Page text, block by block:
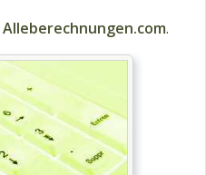
Alleberechnungen.com.